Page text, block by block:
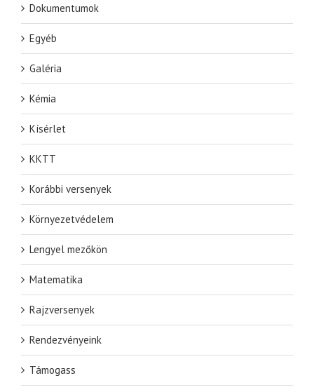
Dokumentumok
Egyéb
Galéria
Kémia
Kísérlet
KKTT
Korábbi versenyek
Környezetvédelem
Lengyel mezőkön
Matematika
Rajzversenyek
Rendezvényeink
Támogass